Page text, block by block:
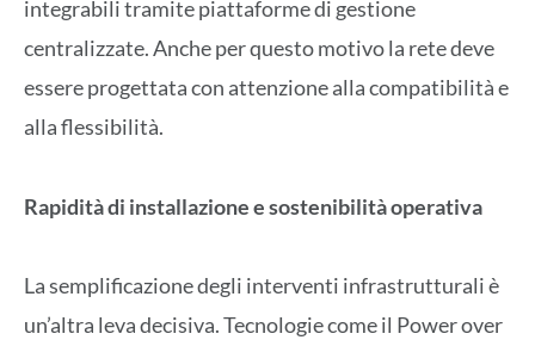
integrabili tramite piattaforme di gestione
centralizzate. Anche per questo motivo la rete deve
essere progettata con attenzione alla compatibilità e
alla flessibilità.
Rapidità di installazione e sostenibilità operativa
La semplificazione degli interventi infrastrutturali è
un’altra leva decisiva. Tecnologie come il Power over